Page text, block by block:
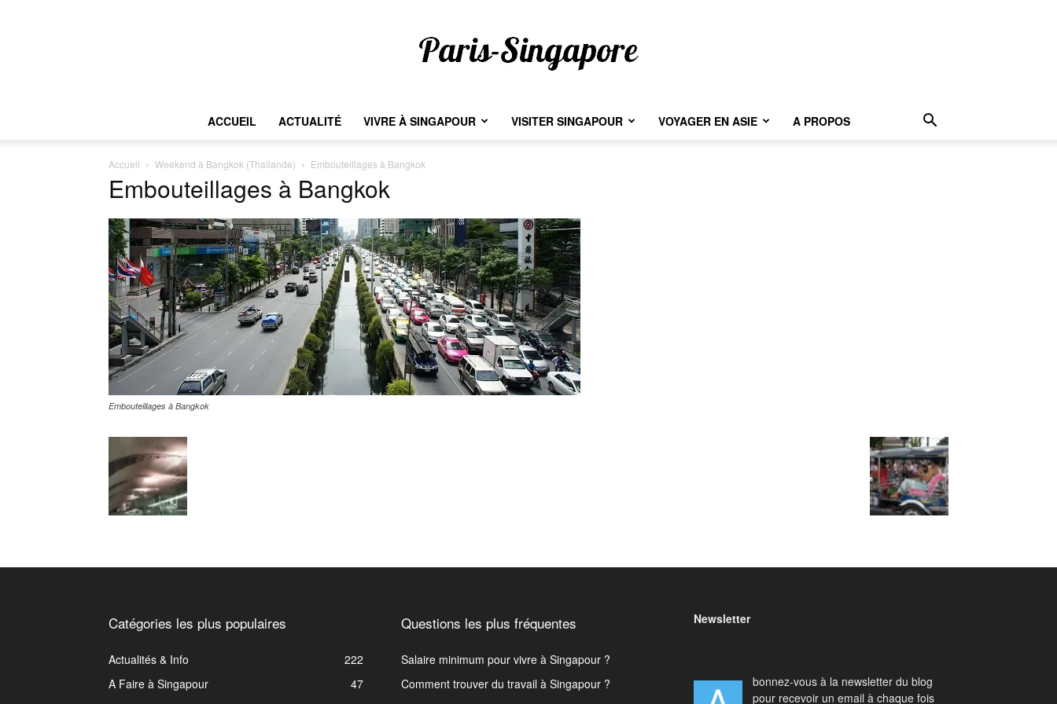
Paris-
Singapore
ACCUEIL ACTUALITÉ VIVRE À SINGAPOUR VISITER SINGAPOUR VOYAGER EN ASIE A PROPOS
Accueil Weekend à Bangkok (Thaïlande) Embouteillages à Bangkok
Embouteillages à Bangkok
Embouteillages à Bangkok
Catégories les plus populaires
Actualités & Info
222
A Faire à Singapour
47
Questions les plus fréquentes
Salaire minimum pour vivre à Singapour ?
Comment trouver du travail à Singapour ?
Newsletter
bonnez-vous à la newsletter du blog
pour recevoir un email à chaque fois